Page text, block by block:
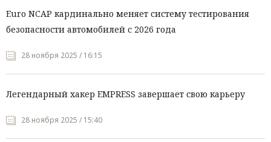
Euro NCAP кардинально меняет систему тестирования
безопасности автомобилей с 2026 года
28 ноября 2025 / 16:15
Легендарный хакер EMPRESS завершает свою карьеру
28 ноября 2025 / 15:40